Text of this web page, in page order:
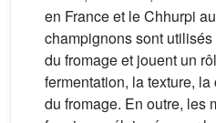
en France et le Chhurpi
champignons sont
du fromage et jouent un
fermentation, la texture,
du fromage. En outre, les